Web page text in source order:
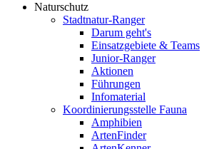
Naturschutz
Stadtnatur-Ranger
Darum geht's
Einsatzgebiete & Teams
Junior-Ranger
Aktionen
Führungen
Infomaterial
Koordinierungsstelle Fauna
Amphibien
ArtenFinder